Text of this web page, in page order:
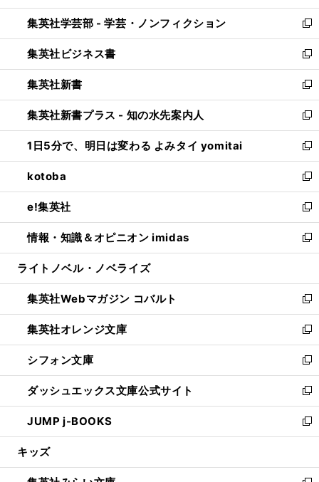
開
く
ウ
で
開
く
ン
ド
ウ
で
開
く
ウ
ィ
ン
ド
ウ
で
開
く
集英社学芸部 - 学芸・ノンフィクション
新
し
い
ウ
ィ
ン
ド
ウ
で
開
く
集英社ビジネス書
新
し
い
ウ
ィ
ン
ド
ウ
で
開
く
集英社新書
新
し
い
ウ
ィ
ン
ド
ウ
で
開
く
集英社新書プラス - 知の水先案内人
新
し
い
ウ
ィ
ン
ド
ウ
で
開
1日5分で、明日は変わる よみタイ yomitai
新
し
い
ウ
ィ
ン
ド
ウ
開
く
kotoba
新
し
い
ウ
ィ
ン
ウ
で
開
く
e!集英社
新
し
い
ウ
ン
ド
ウ
で
開
く
情報・知識＆オピニオン imidas
新
し
ウ
ィ
ン
ド
ウ
で
開
く
ライトノベル・ノベライズ
集英社Webマガジン コバルト
新
し
い
ウ
ィ
ン
ド
ウ
で
開
集英社オレンジ文庫
新
し
い
ウ
ィ
ン
ド
ウ
開
シフォン文庫
新
し
い
ウ
ィ
ン
ウ
ダッシュエックス文庫公式サイト
新
し
い
ウ
ン
JUMP j-BOOKS
新
し
ウ
キッズ